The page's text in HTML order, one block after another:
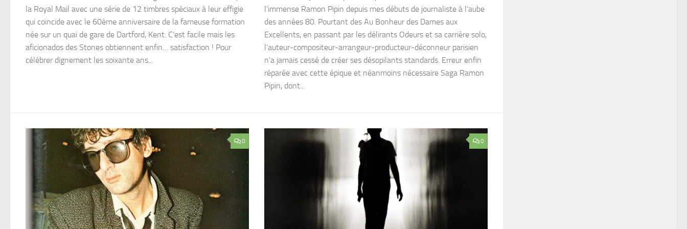
la Royal Mail avec une série de 12 timbres spéciaux à leur effigie
qui coïncide avec le 60ème anniversaire de la fameuse formation
née sur un quai de gare de Dartford, Kent. C’est facile mais les
aficionados des Stones obtiennent enfin… satisfaction ! Pour
célébrer dignement les soixante ans...
l’immense Ramon Pipin depuis mes débuts de journaliste à l’aube
des années 80. Pourtant des Au Bonheur des Dames aux
Excellents, en passant par les délirants Odeurs et sa carrière solo,
l’auteur-compositeur-arrangeur-producteur-déconneur parisien
n’a jamais cessé de créer ses désopilants standards. Erreur enfin
réparée avec cette épique et néanmoins nécessaire Saga Ramon
Pipin, dont...
0 0